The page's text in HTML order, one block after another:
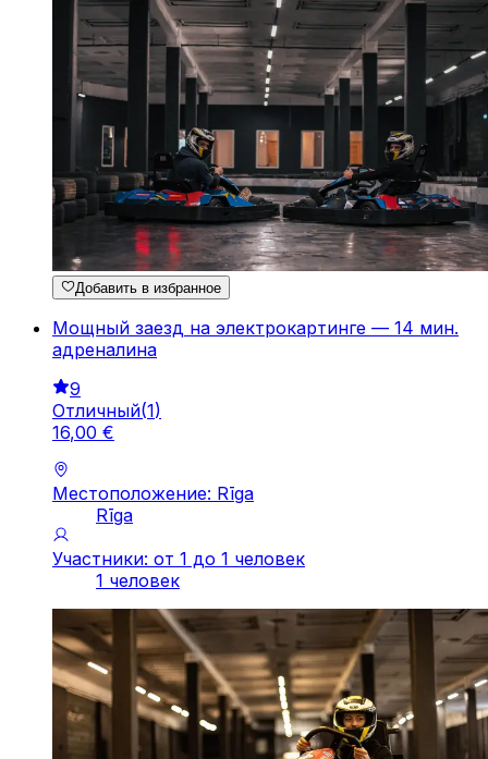
Добавить в избранное
Мощный заезд на электрокартинге — 14 мин.
адреналина
9
Отличный(1)
16,00 €
Местоположение: Rīga
Rīga
Участники: от 1 до 1 человек
1 человек